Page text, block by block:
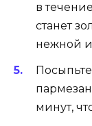
в
станет
нежной
минут,